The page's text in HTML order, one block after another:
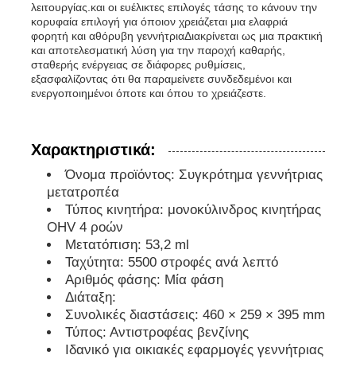
Δημιουργός ανοιχτού πλαισίου
soundproof σύνολο γεννητριών
γεννήτρια εγχώριας χρήσης
Σύνολο γεννητριών θόλων
Γεννήτρια χαμηλού θορύβου
Συντήρηση Γεννητριών
Σετ γεννήτριας συγκόλλησης
λειτουργίας.και οι ευέλικτες επιλογές τάσης το κάνουν την
κορυφαία επιλογή για όποιον χρειάζεται μια ελαφριά
φορητή και αθόρυβη γεννήτριαΔιακρίνεται ως μια πρακτική
και αποτελεσματική λύση για την παροχή καθαρής,
σταθερής ενέργειας σε διάφορες ρυθμίσεις,
εξασφαλίζοντας ότι θα παραμείνετε συνδεδεμένοι και
ενεργοποιημένοι όποτε και όπου το χρειάζεστε.
Χαρακτηριστικά:
Όνομα προϊόντος: Συγκρότημα γεννήτριας
μετατροπέα
Τύπος κινητήρα: μονοκύλινδρος κινητήρας
OHV 4 ροών
Μετατόπιση: 53,2 ml
Ταχύτητα: 5500 στροφές ανά λεπτό
Αριθμός φάσης: Μία φάση
Διάταξη:
Συνολικές διαστάσεις: 460 × 259 × 395 mm
Τύπος: Αντιστροφέας βενζίνης
Ιδανικό για οικιακές εφαρμογές γεννήτριας